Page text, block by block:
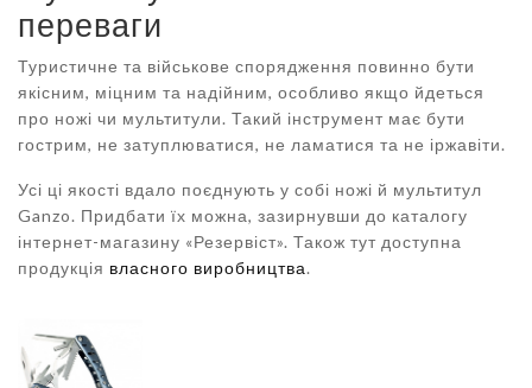
переваги
Туристичне та військове спорядження повинно бути
якісним, міцним та надійним, особливо якщо йдеться
про ножі чи мультитули. Такий інструмент має бути
гострим, не затуплюватися, не ламатися та не іржавіти.
Усі ці якості вдало поєднують у собі ножі й мультитул
Ganzo. Придбати їх можна, зазирнувши до каталогу
інтернет-магазину «Резервіст». Також тут доступна
продукція власного виробництва.